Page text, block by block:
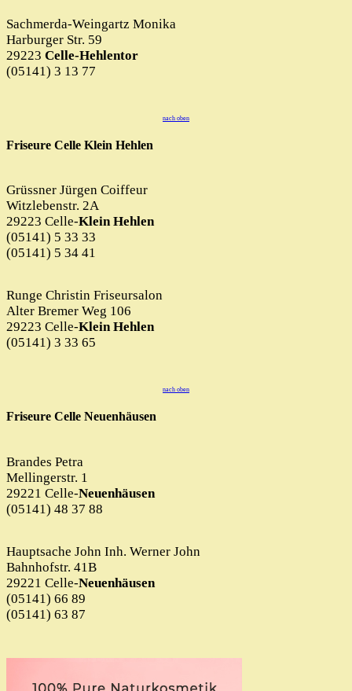
Sachmerda-Weingartz Monika
Harburger Str. 59
29223 Celle-Hehlentor
(05141) 3 13 77
nach oben
Friseure Celle Klein Hehlen
Grüssner Jürgen Coiffeur
Witzlebenstr. 2A
29223 Celle-Klein Hehlen
(05141) 5 33 33
(05141) 5 34 41
Runge Christin Friseursalon
Alter Bremer Weg 106
29223 Celle-Klein Hehlen
(05141) 3 33 65
nach oben
Friseure Celle Neuenhäusen
Brandes Petra
Mellingerstr. 1
29221 Celle-Neuenhäusen
(05141) 48 37 88
Hauptsache John Inh. Werner John
Bahnhofstr. 41B
29221 Celle-Neuenhäusen
(05141) 66 89
(05141) 63 87